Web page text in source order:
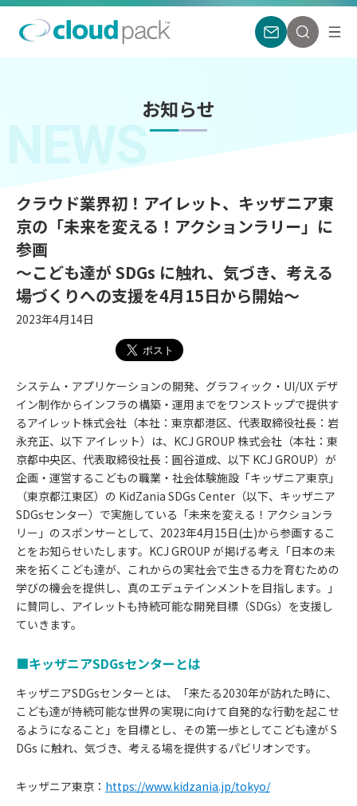
お知らせ
NEWS
クラウド業界初！アイレット、キッザニア東
京の「未来を変える！アクションラリー」に
参画
～こども達が SDGs に触れ、気づき、考える
場づくりへの支援を4月15日から開始～
2023年4月14日
システム・アプリケーションの開発、グラフィック・UI/UX デザ
イン制作からインフラの構築・運用までをワンストップで提供す
るアイレット株式会社（本社：東京都港区、代表取締役社長：岩
永充正、以下 アイレット）は、KCJ GROUP 株式会社（本社：東
京都中央区、代表取締役社長：圓谷道成、以下 KCJ GROUP）が
企画・運営するこどもの職業・社会体験施設「キッザニア東京」
（東京都江東区）の KidZania SDGs Center（以下、キッザニア
SDGsセンター）で実施している「未来を変える！アクションラ
リー」のスポンサーとして、2023年4月15日(土)から参画するこ
とをお知らせいたします。KCJ GROUP が掲げる考え「日本の未
来を拓くこども達が、これからの実社会で生きる力を育むための
学びの機会を提供し、真のエデュテインメントを目指します。」
に賛同し、アイレットも持続可能な開発目標（SDGs）を支援し
ていきます。
■キッザニアSDGsセンターとは
キッザニアSDGsセンターとは、「来たる2030年が訪れた時に、
こども達が持続可能な世界の実現に向けて自発的な行動を起こせ
るようになること」を目標とし、その第一歩としてこども達が S
DGs に触れ、気づき、考える場を提供するパビリオンです。
キッザニア東京： https://www.kidzania.jp/tokyo/